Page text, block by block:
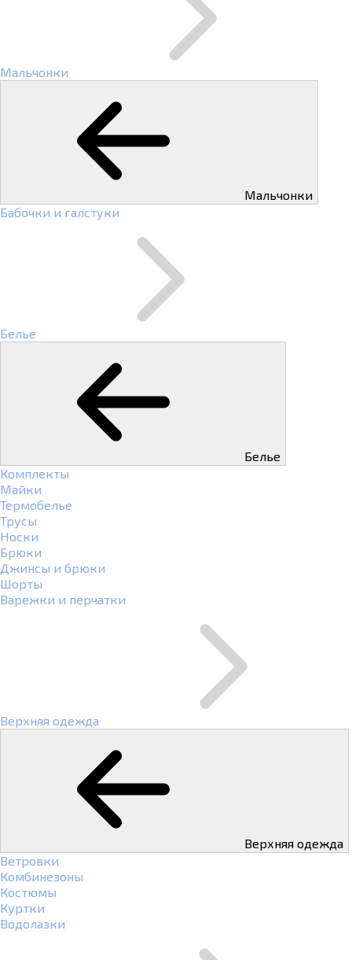
Мальчонки
Мальчонки
Бабочки и галстуки
Белье
Белье
Комплекты
Майки
Термобелье
Трусы
Носки
Брюки
Джинсы и брюки
Шорты
Варежки и перчатки
Верхняя одежда
Верхняя одежда
Ветровки
Комбинезоны
Костюмы
Куртки
Водолазки